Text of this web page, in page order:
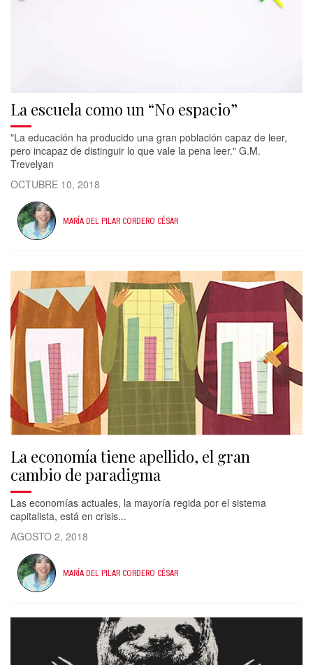
La escuela como un “No espacio”
"La educación ha producido una gran población capaz de leer,
pero incapaz de distinguir lo que vale la pena leer." G.M.
Trevelyan
OCTUBRE 10, 2018
MARÍA DEL PILAR CORDERO CÉSAR
La economía tiene apellido, el gran
cambio de paradigma
Las economías actuales, la mayoría regida por el sistema
capitalista, está en crisis...
AGOSTO 2, 2018
MARÍA DEL PILAR CORDERO CÉSAR